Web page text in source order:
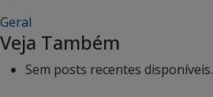
Geral
Veja Também
Sem posts recentes disponíveis.